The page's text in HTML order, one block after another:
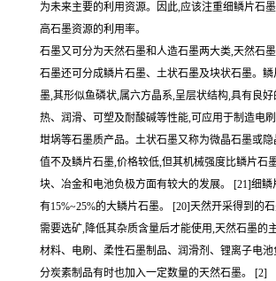
为未来主要的利用资源。因此,应该注重细鳞片石
高石墨资源的利用率。
石墨又可分为天然石墨和人造石墨两大类,天然石
石墨还可分成鳞片石墨、土状石墨及块状石墨。
墨,其形似鱼磷状,属六方晶系,呈层状结构,具有良
热、润滑、可塑及耐酸碱等性能,可应用于制造电
坩埚等石墨质产品。土状石墨又称为微晶石墨或
值不及鳞片石墨,价格较低,但其机械强度比鳞片石
块、冶金和电池负极方面有较大的发展。 [21]细
有15%~25%的大鳞片石墨。 [20]天然开采得到的
需要选矿,降低其杂质含量后才能使用,天然石墨的
材料、电刷、柔性石墨制品、润滑剂、锂离子电
分炭素制品有时也加入一定数量的天然石墨。 [2]